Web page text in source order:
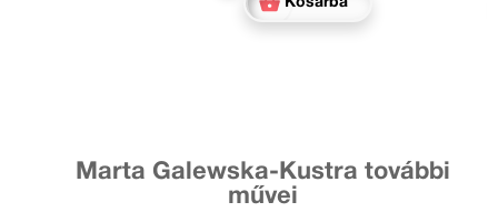
Marta Galewska-Kustra további
művei